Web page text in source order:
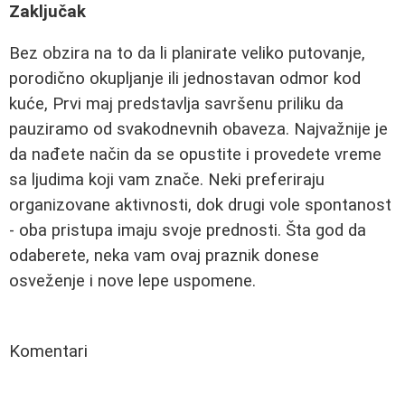
Zaključak
Bez obzira na to da li planirate veliko putovanje,
porodično okupljanje ili jednostavan odmor kod
kuće, Prvi maj predstavlja savršenu priliku da
pauziramo od svakodnevnih obaveza. Najvažnije je
da nađete način da se opustite i provedete vreme
sa ljudima koji vam znače. Neki preferiraju
organizovane aktivnosti, dok drugi vole spontanost
- oba pristupa imaju svoje prednosti. Šta god da
odaberete, neka vam ovaj praznik donese
osveženje i nove lepe uspomene.
Komentari